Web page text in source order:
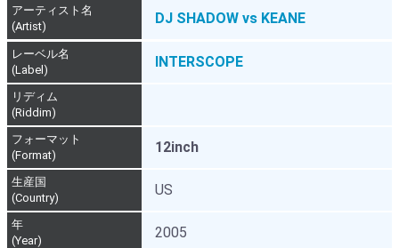
アーティスト名
(Artist)
DJ SHADOW vs KEANE
レーベル名
(Label)
INTERSCOPE
リディム
(Riddim)
フォーマット
(Format)
12inch
生産国
(Country)
US
年
(Year)
2005